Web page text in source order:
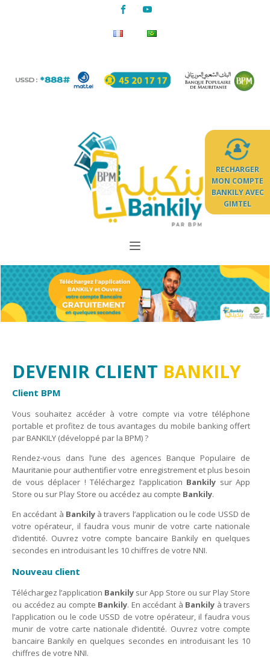
DEVENIR CLIENT BANKILY
Client BPM
Vous souhaitez accéder à votre compte via votre téléphone
portable et profitez de tous avantages du mobile banking offert
par BANKILY (développé par la BPM) ?
Rendez-vous dans l’une des agences Banque Populaire de
Mauritanie pour authentifier votre enregistrement et plus besoin
de vous déplacer ! Téléchargez l’application Bankily sur App
Store ou sur Play Store ou accédez au compte Bankily.
En accédant à Bankily à travers l’application ou le code USSD de
votre opérateur, il faudra vous munir de votre carte nationale
d’identité. Ouvrez votre compte bancaire Bankily en quelques
secondes en introduisant les 10 chiffres de votre NNI.
Nouveau client
Téléchargez l’application Bankily sur App Store ou sur Play Store
ou accédez au compte Bankily. En accédant à Bankily à travers
l’application ou le code USSD de votre opérateur, il faudra vous
munir de votre carte nationale d’identité. Ouvrez votre compte
bancaire Bankily en quelques secondes en introduisant les 10
chiffres de votre NNI.
RECHARGER
MON COMPTE
BANKILY AVEC
GIMTEL